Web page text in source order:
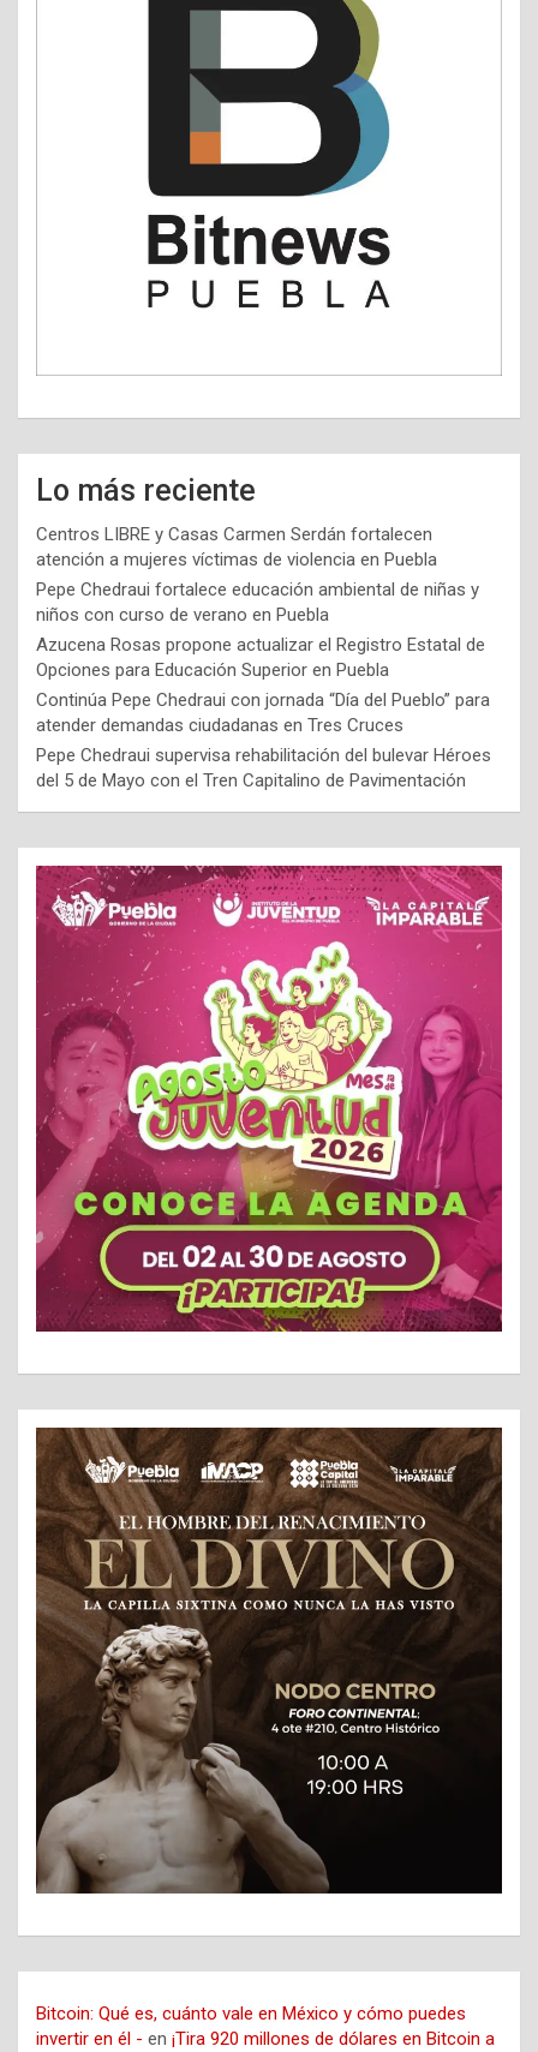
Lo más reciente
Centros LIBRE y Casas Carmen Serdán fortalecen
atención a mujeres víctimas de violencia en Puebla
Pepe Chedraui fortalece educación ambiental de niñas y
niños con curso de verano en Puebla
Azucena Rosas propone actualizar el Registro Estatal de
Opciones para Educación Superior en Puebla
Continúa Pepe Chedraui con jornada “Día del Pueblo” para
atender demandas ciudadanas en Tres Cruces
Pepe Chedraui supervisa rehabilitación del bulevar Héroes
del 5 de Mayo con el Tren Capitalino de Pavimentación
Bitcoin: Qué es, cuánto vale en México y cómo puedes
invertir en él - en ¡Tira 920 millones de dólares en Bitcoin a